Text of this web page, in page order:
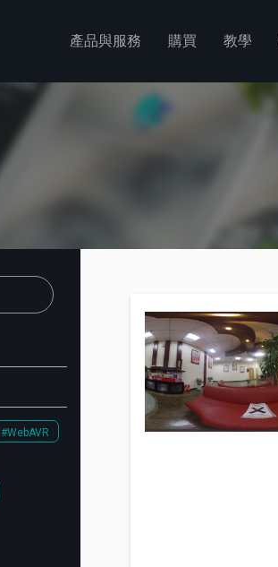
產品與服務 購買 教學
#WebAVR